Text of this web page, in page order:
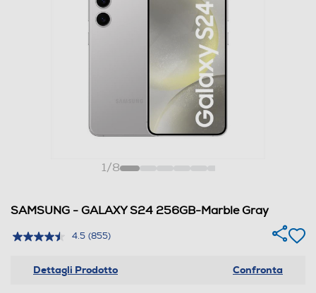
1/8
SAMSUNG - GALAXY S24 256GB-Marble Gray
4.5 (855)
Dettagli Prodotto Confronta